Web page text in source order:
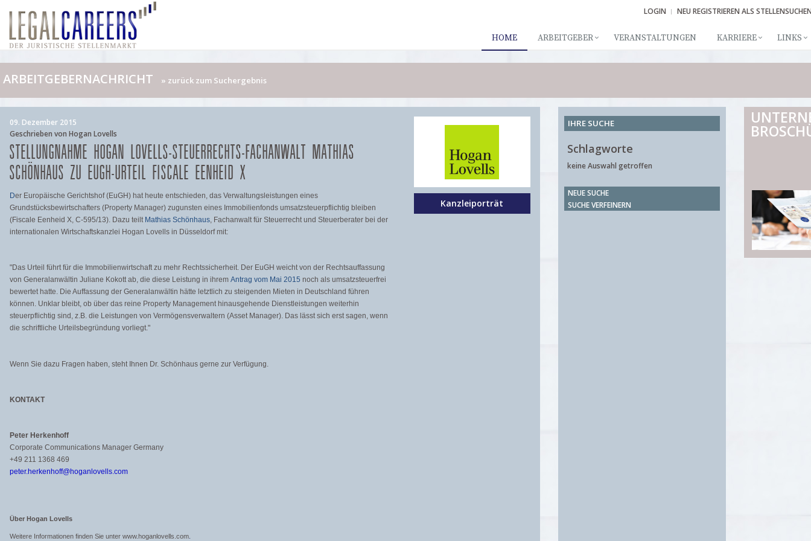
LOGIN NEU REGISTRIEREN ALS
HOME ARBEITGEBER VERANSTALTUNGEN KARRIERE LINKS
ARBEITGEBERNACHRICHT » zurück zum Suchergebnis
09. Dezember 2015
Geschrieben von Hogan Lovells
STELLUNGNAHME HOGAN LOVELLS-STEUERRECHTS-FACHANWALT MATHIAS
SCHÖNHAUS ZU EUGH-URTEIL FISCALE EENHEID X
Der Europäische Gerichtshof (EuGH) hat heute entschieden, das Verwaltungsleistungen eines
Grundstücksbewirtschafters (Property Manager) zugunsten eines Immobilienfonds umsatzsteuerpflichtig bleiben
(Fiscale Eenheid X, C-595/13). Dazu teilt Mathias Schönhaus, Fachanwalt für Steuerrecht und Steuerberater bei der
internationalen Wirtschaftskanzlei Hogan Lovells in Düsseldorf mit:
"Das Urteil führt für die Immobilienwirtschaft zu mehr Rechtssicherheit. Der EuGH weicht von der Rechtsauffassung
von Generalanwältin Juliane Kokott ab, die diese Leistung in ihrem Antrag vom Mai 2015 noch als umsatzsteuerfrei
bewertet hatte. Die Auffassung der Generalanwältin hätte letztlich zu steigenden Mieten in Deutschland führen
können. Unklar bleibt, ob über das reine Property Management hinausgehende Dienstleistungen weiterhin
steuerpflichtig sind, z.B. die Leistungen von Vermögensverwaltern (Asset Manager). Das lässt sich erst sagen, wenn
die schriftliche Urteilsbegründung vorliegt."
Wenn Sie dazu Fragen haben, steht Ihnen Dr. Schönhaus gerne zur Verfügung.
KONTAKT
Peter Herkenhoff
Corporate Communications Manager Germany
+49 211 1368 469
peter.herkenhoff@hoganlovells.com
Über Hogan Lovells
Weitere Informationen finden Sie unter www.hoganlovells.com
Kanzleiporträt
IHRE SUCHE
Schlagworte
keine Auswahl getroffen
NEUE SUCHE
SUCHE VERFEINERN